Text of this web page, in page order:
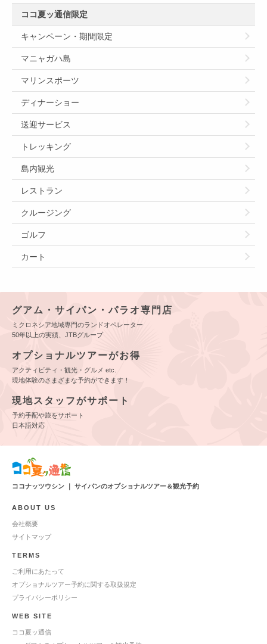
ココ夏ッ通信限定
キャンペーン・期間限定
マニャガハ島
マリンスポーツ
ディナーショー
送迎サービス
トレッキング
島内観光
レストラン
クルージング
ゴルフ
カート
グアム・サイパン・パラオ専門店
ミクロネシア地域専門のランドオペレーター
50年以上の実績、JTBグループ
オプショナルツアーがお得
アクティビティ・観光・グルメ etc.
現地体験のさまざまな予約ができます！
現地スタッフがサポート
予約手配や旅をサポート
日本語対応
ココナッツウシン ｜ サイパンのオプショナルツアー＆観光予約
ABOUT US
会社概要
サイトマップ
TERMS
ご利用にあたって
オプショナルツアー予約に関する取扱規定
プライバシーポリシー
WEB SITE
ココ夏ッ通信